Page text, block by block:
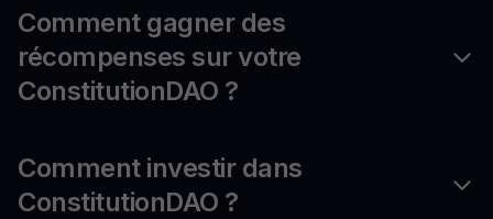
Comment gagner des
récompenses sur votre
ConstitutionDAO ?
Comment investir dans
ConstitutionDAO ?